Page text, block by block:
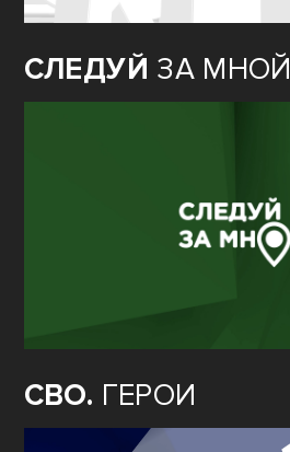
СЛЕДУЙ ЗА МНОЙ
СВО. ГЕРОИ